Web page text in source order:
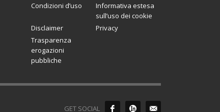
Condizioni d’uso
Informativa estesa
sull’uso dei cookie
Disclaimer
Privacy
Trasparenza
erogazioni
pubbliche
GET SOCIAL